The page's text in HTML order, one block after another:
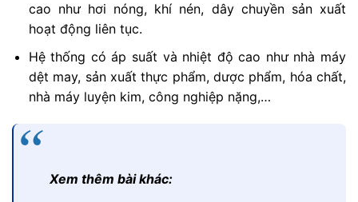
cao như hơi nóng, khí nén, dây chuyền sản xuất
hoạt động liên tục.
Hệ thống có áp suất và nhiệt độ cao như nhà máy
dệt may, sản xuất thực phẩm, dược phẩm, hóa chất,
nhà máy luyện kim, công nghiệp nặng,…
Xem thêm bài khác: